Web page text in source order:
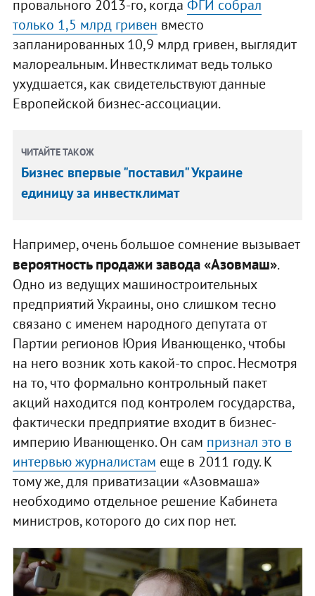
провального 2013-го, когда ФГИ собрал
только 1,5 млрд гривен вместо
запланированных 10,9 млрд гривен, выглядит
малореальным. Инвестклимат ведь только
ухудшается, как свидетельствуют данные
Европейской бизнес-ассоциации.
ЧИТАЙТЕ ТАКОЖ
Бизнес впервые "поставил" Украине
единицу за инвестклимат
Например, очень большое сомнение вызывает
вероятность продажи завода «Азовмаш».
Одно из ведущих машиностроительных
предприятий Украины, оно слишком тесно
связано с именем народного депутата от
Партии регионов Юрия Иванющенко, чтобы
на него возник хоть какой-то спрос. Несмотря
на то, что формально контрольный пакет
акций находится под контролем государства,
фактически предприятие входит в бизнес-
империю Иванющенко. Он сам признал это в
интервью журналистам еще в 2011 году. К
тому же, для приватизации «Азовмаша»
необходимо отдельное решение Кабинета
министров, которого до сих пор нет.